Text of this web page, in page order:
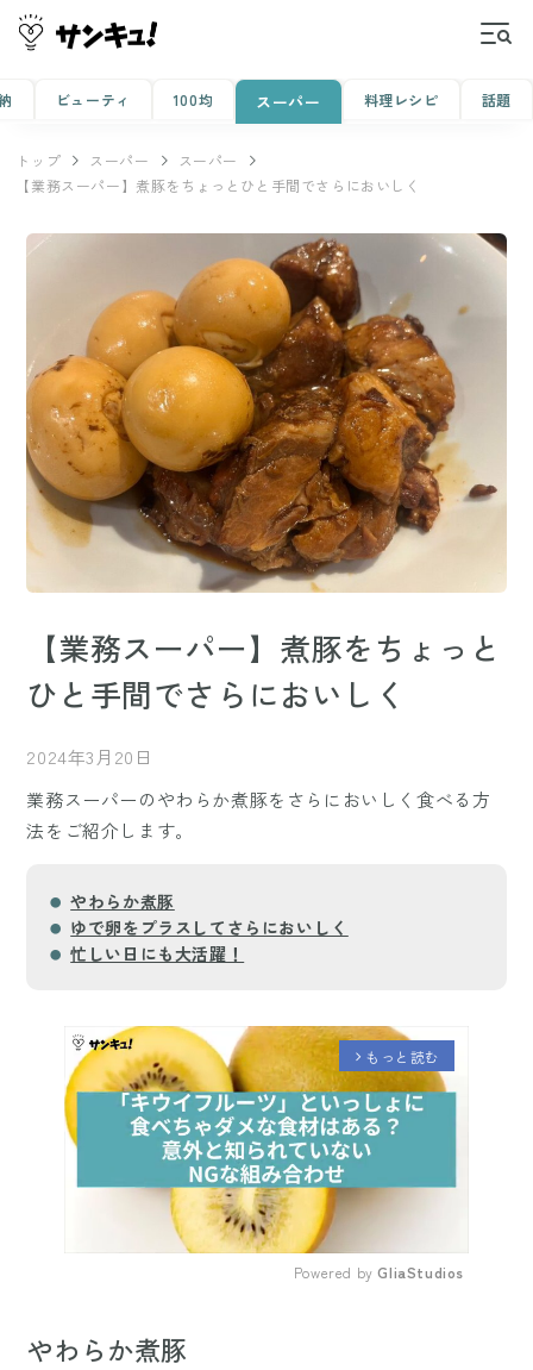
ビューティ 100均 スーパー 料理レシピ 話題
トップ スーパー
スーパー
【業務スーパー】煮豚をちょっとひと手間でさらにおいしく
【業務スーパー】煮豚をちょっと
ひと手間でさらにおいしく
2024年3月20日
業務スーパーのやわらか煮豚をさらにおいしく食べる方
法をご紹介します。
やわらか煮豚
ゆで卵をプラスしてさらにおいしく
忙しい日にも大活躍！
arrow_forward_ios もっと読む
Powered by GliaStudios
やわらか煮豚